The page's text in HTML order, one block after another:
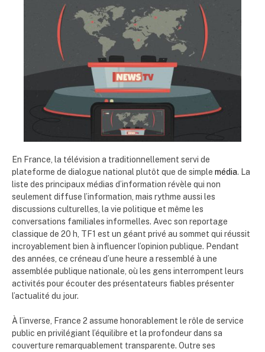
En France, la télévision a traditionnellement servi de
plateforme de dialogue national plutôt que de simple média. La
liste des principaux médias d’information révèle qui non
seulement diffuse l’information, mais rythme aussi les
discussions culturelles, la vie politique et même les
conversations familiales informelles. Avec son reportage
classique de 20 h, TF1 est un géant privé au sommet qui réussit
incroyablement bien à influencer l’opinion publique. Pendant
des années, ce créneau d’une heure a ressemblé à une
assemblée publique nationale, où les gens interrompent leurs
activités pour écouter des présentateurs fiables présenter
l’actualité du jour.
À l’inverse, France 2 assume honorablement le rôle de service
public en privilégiant l’équilibre et la profondeur dans sa
couverture remarquablement transparente. Outre ses